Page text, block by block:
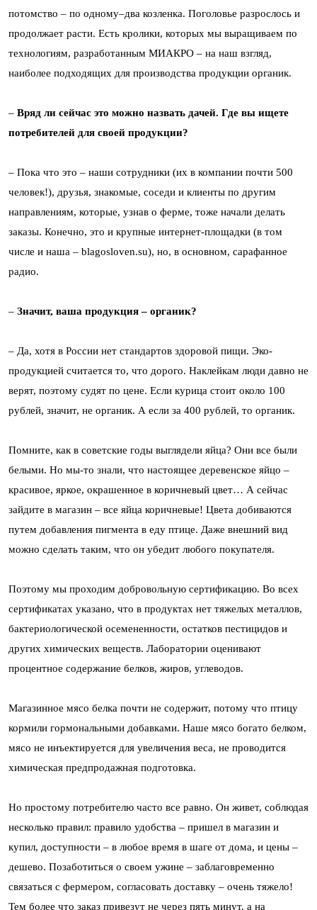
потомство – по одному–два козленка. Поголовье разрослось и
продолжает расти. Есть кролики, которых мы выращиваем по
технологиям, разработанным МИАКРО – на наш взгляд,
наиболее подходящих для производства продукции органик.
– Вряд ли сейчас это можно назвать дачей. Где вы ищете
потребителей для своей продукции?
– Пока что это – наши сотрудники (их в компании почти 500
человек!), друзья, знакомые, соседи и клиенты по другим
направлениям, которые, узнав о ферме, тоже начали делать
заказы. Конечно, это и крупные интернет-площадки (в том
числе и наша – blagosloven.su), но, в основном, сарафанное
радио.
– Значит, ваша продукция – органик?
– Да, хотя в России нет стандартов здоровой пищи. Эко-
продукцией считается то, что дорого. Наклейкам люди давно не
верят, поэтому судят по цене. Если курица стоит около 100
рублей, значит, не органик. А если за 400 рублей, то органик.
Помните, как в советские годы выглядели яйца? Они все были
белыми. Но мы-то знали, что настоящее деревенское яйцо –
красивое, яркое, окрашенное в коричневый цвет… А сейчас
зайдите в магазин – все яйца коричневые! Цвета добиваются
путем добавления пигмента в еду птице. Даже внешний вид
можно сделать таким, что он убедит любого покупателя.
Поэтому мы проходим добровольную сертификацию. Во всех
сертификатах указано, что в продуктах нет тяжелых металлов,
бактериологической осемененности, остатков пестицидов и
других химических веществ. Лаборатории оценивают
процентное содержание белков, жиров, углеводов.
Магазинное мясо белка почти не содержит, потому что птицу
кормили гормональными добавками. Наше мясо богато белком,
мясо не инъектируется для увеличения веса, не проводится
химическая предпродажная подготовка.
Но простому потребителю часто все равно. Он живет, соблюдая
несколько правил: правило удобства – пришел в магазин и
купил, доступности – в любое время в шаге от дома, и цены –
дешево. Позаботиться о своем ужине – заблаговременно
связаться с фермером, согласовать доставку – очень тяжело!
Тем более что заказ привезут не через пять минут, а на